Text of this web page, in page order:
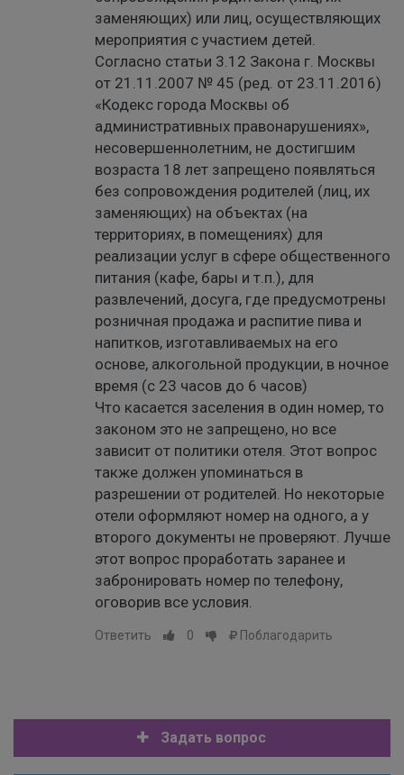
заменяющих) или лиц, осуществляющих
мероприятия с участием детей.
Согласно статьи 3.12 Закона г. Москвы
от 21.11.2007 № 45 (ред. от 23.11.2016)
«Кодекс города Москвы об
административных правонарушениях»,
несовершеннолетним, не достигшим
возраста 18 лет запрещено появляться
без сопровождения родителей (лиц, их
заменяющих) на объектах (на
территориях, в помещениях) для
реализации услуг в сфере общественного
питания (кафе, бары и т.п.), для
развлечений, досуга, где предусмотрены
розничная продажа и распитие пива и
напитков, изготавливаемых на его
основе, алкогольной продукции, в ночное
время (с 23 часов до 6 часов)
Что касается заселения в один номер, то
законом это не запрещено, но все
зависит от политики отеля. Этот вопрос
также должен упоминаться в
разрешении от родителей. Но некоторые
отели оформляют номер на одного, а у
второго документы не проверяют. Лучше
этот вопрос проработать заранее и
забронировать номер по телефону,
оговорив все условия.
Ответить 0 Поблагодарить
Задать вопрос